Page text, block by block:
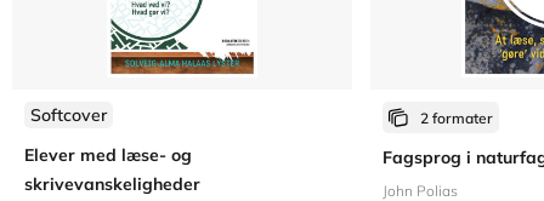
Softcover
Elever med læse- og
skrivevanskeligheder
2 formater
Fagsprog i
John Polias